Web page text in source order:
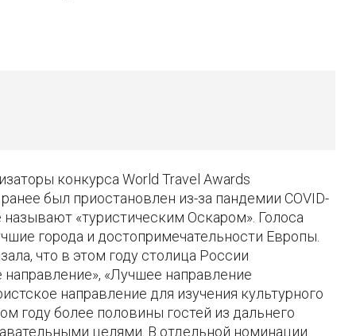
конкурса World Travel Awards
был приостановлен из-за пандемии COVID-
«туристическим Оскаром». Голоса
города и достопримечательности Европы.
что в этом году столица России
«Лучшее направление
направление для изучения культурного
году более половины гостей из дальнего
целями. В отдельной номинации